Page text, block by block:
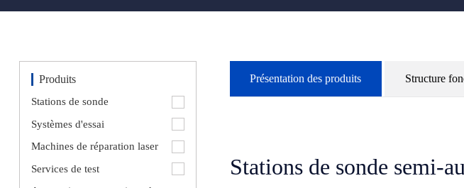
Produits
Stations de sonde
Systèmes d'essai
Machines de réparation laser
Services de test
Présentation des produits Structure
Stations de sonde semi-